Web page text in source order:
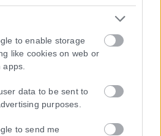
to enable storage
like cookies on web or
data to be sent to
purposes.
to send me